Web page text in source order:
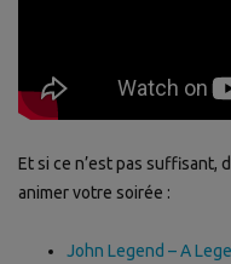
Et si ce n’est pas suffisant,
animer votre soirée :
John Legend – A